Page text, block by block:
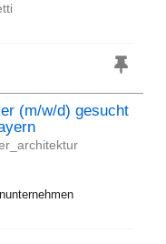
(m/w/d) gesucht